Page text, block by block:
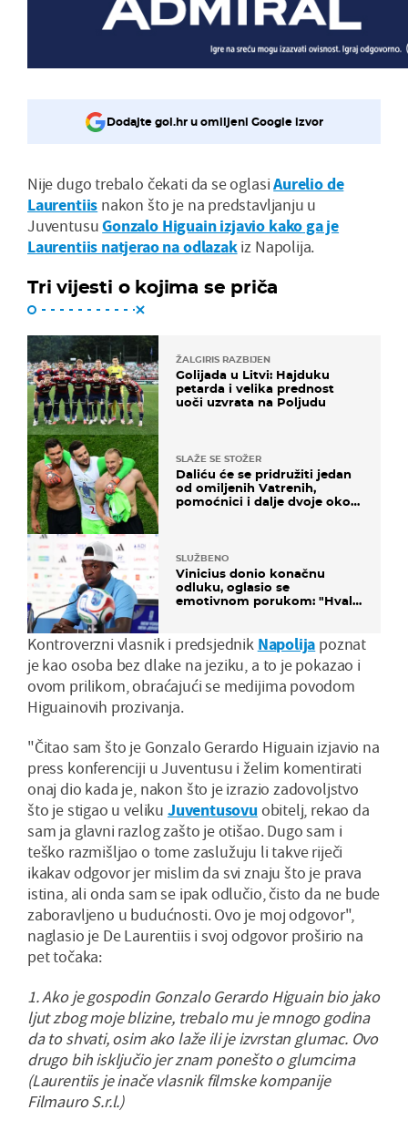
Dodajte gol.hr u omiljeni Google izvor
Nije dugo trebalo čekati da se oglasiAurelio de
Laurentiis nakon što je na predstavljanju u
JuventusuGonzalo Higuain izjavio kako ga je
Laurentiis natjerao na odlazakiz Napolija.
Tri vijesti o kojima se priča
ŽALGIRIS RAZBIJEN
Golijada u Litvi: Hajduku
petarda i velika prednost
uoči uzvrata na Poljudu
SLAŽE SE STOŽER
Daliću će se pridružiti jedan
od omiljenih Vatrenih,
pomoćnici i dalje dvoje oko
SLUŽBENO
Vinicius donio konačnu
odluku, oglasio se
emotivnom porukom: "Hvala
Kontroverzni vlasnik i predsjednik Napolija poznat
je kao osoba bez dlake na jeziku, a to je pokazao i
ovom prilikom, obraćajući se medijima povodom
Higuainovih prozivanja.
"Čitao sam što je Gonzalo Gerardo Higuain izjavio na
press konferenciji u Juventusu i želim komentirati
onaj dio kada je, nakon što je izrazio zadovoljstvo
što je stigao u veliku Juventusovu obitelj, rekao da
sam ja glavni razlog zašto je otišao. Dugo sam i
teško razmišljao o tome zaslužuju li takve riječi
ikakav odgovor jer mislim da svi znaju što je prava
istina, ali onda sam se ipak odlučio, čisto da ne bude
zaboravljeno u budućnosti. Ovo je moj odgovor",
naglasio je De Laurentiis i svoj odgovor proširio na
pet točaka:
1. Ako je gospodin Gonzalo Gerardo Higuain bio jako
ljut zbog moje blizine, trebalo mu je mnogo godina
da to shvati, osim ako laže ili je izvrstan glumac. Ovo
drugo bih isključio jer znam ponešto o glumcima
(Laurentiis je inače vlasnik filmske kompanije
Filmauro S.r.l.)